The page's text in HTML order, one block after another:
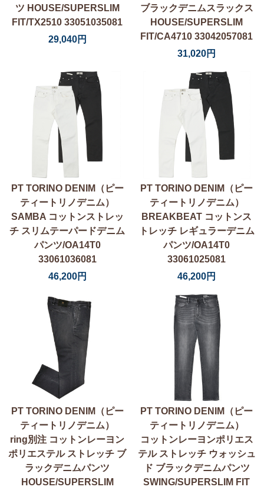
ツ HOUSE/SUPERSLIM
FIT/TX2510 33051035081
29,040円
ブラックデニムスラックス
HOUSE/SUPERSLIM
FIT/CA4710 33042057081
31,020円
PT TORINO DENIM（ピー
ティートリノデニム）
SAMBA コットンストレッ
チ スリムテーパードデニム
パンツ/OA14T0
33061036081
46,200円
PT TORINO DENIM（ピー
ティートリノデニム）
BREAKBEAT コットンス
トレッチ レギュラーデニム
パンツ/OA14T0
33061025081
46,200円
PT TORINO DENIM（ピー
ティートリノデニム）
ring別注 コットンレーヨン
ポリエステル ストレッチ ブ
ラックデニムパンツ
HOUSE/SUPERSLIM
PT TORINO DENIM（ピー
ティートリノデニム）
コットンレーヨンポリエス
テル ストレッチ ウォッシュ
ド ブラックデニムパンツ
SWING/SUPERSLIM FIT